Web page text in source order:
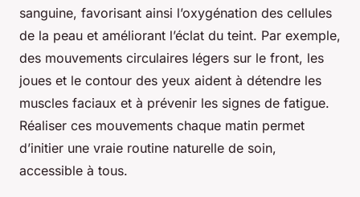
sanguine, favorisant ainsi l’oxygénation des cellules
de la peau et améliorant l’éclat du teint. Par exemple,
des mouvements circulaires légers sur le front, les
joues et le contour des yeux aident à détendre les
muscles faciaux et à prévenir les signes de fatigue.
Réaliser ces mouvements chaque matin permet
d’initier une vraie routine naturelle de soin,
accessible à tous.